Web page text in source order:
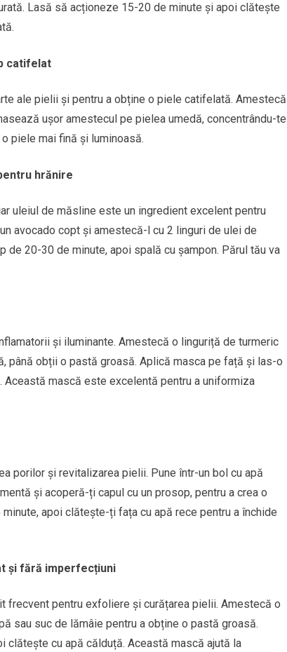
Lasă să acționeze 15-20 de minute și apoi clătește
catifelat
ale pielii și pentru a obține o piele catifelată. Amestecă
ușor amestecul pe pielea umedă, concentrându-te
piele mai fină și luminoasă.
hrănire
uleiul de măsline este un ingredient excelent pentru
avocado copt și amestecă-l cu 2 linguri de ulei de
20-30 de minute, apoi spală cu șampon. Părul tău va
și iluminante. Amestecă o linguriță de turmeric
până obții o pastă groasă. Aplică masca pe față și las-o
mască este excelentă pentru a uniformiza
porilor și revitalizarea pielii. Pune într-un bol cu apă
și acoperă-ți capul cu un prosop, pentru a crea o
apoi clătește-ți fața cu apă rece pentru a închide
și fără imperfecțiuni
pentru exfoliere și curățarea pielii. Amestecă o
sau suc de lămâie pentru a obține o pastă groasă.
cu apă călduță. Această mască ajută la